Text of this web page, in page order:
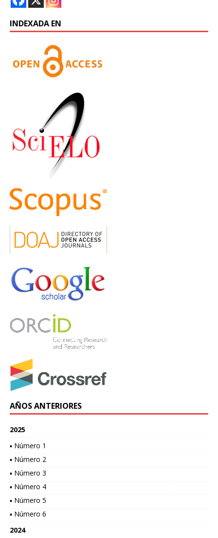
INDEXADA EN
AÑOS ANTERIORES
2025
▪ Número 1
▪ Número 2
▪ Número 3
▪ Número 4
▪ Número 5
▪ Número 6
2024